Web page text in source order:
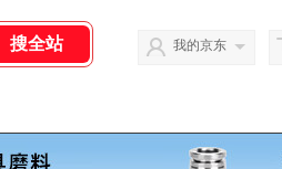
我的京东